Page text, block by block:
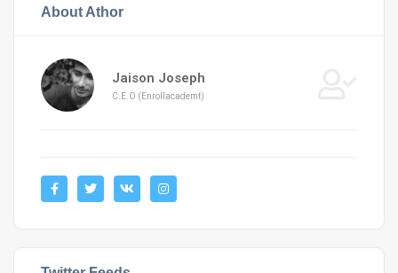
About Athor
Jaison Joseph
C.E.O (Enrollacademt)